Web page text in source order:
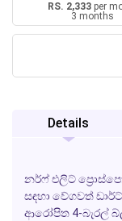
RS. 2,333per
3 months
Details
නර්ෆ් එලිට්
සඳහා වේගවත්
ආරෝපිත 4-බැරල්